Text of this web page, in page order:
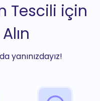
Tescili için
yanınızdayız!